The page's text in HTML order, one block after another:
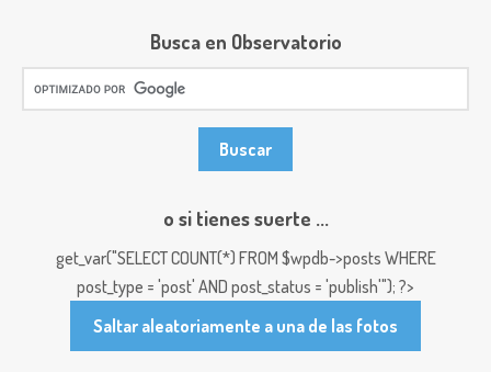
Busca en Observatorio
o si tienes suerte ...
get_var("SELECT COUNT(*) FROM $wpdb->posts WHERE
post_type = 'post' AND post_status = 'publish'"); ?>
Saltar aleatoriamente a una de las fotos